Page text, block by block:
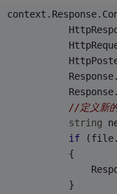
//定义新
string
if
            {
            }